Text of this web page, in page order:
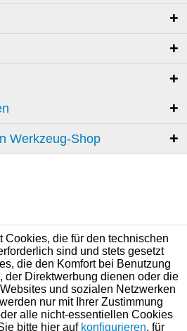
Werkzeug-Shop
Cookies, die für den technischen
sind und stets gesetzt
die den Komfort bei Benutzung
der Direktwerbung dienen oder die
und sozialen Netzwerken
nur mit Ihrer Zustimmung
alle nicht-essentiellen Cookies
bitte hier auf konfigurieren, für